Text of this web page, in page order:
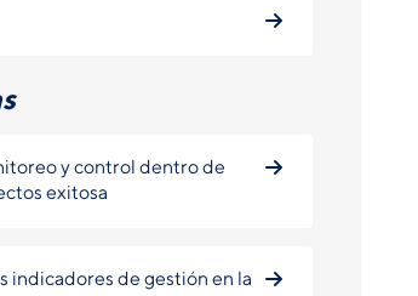
y control dentro de
exitosa
indicadores de gestión en la